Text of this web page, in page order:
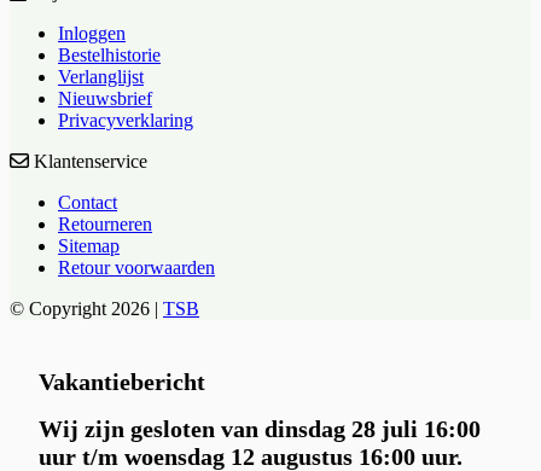
Inloggen
Bestelhistorie
Verlanglijst
Nieuwsbrief
Privacyverklaring
Klantenservice
Contact
Retourneren
Sitemap
Retour voorwaarden
© Copyright 2026 | TSB
Vakantiebericht
Wij zijn gesloten van dinsdag 28 juli 16:00
uur t/m woensdag 12 augustus 16:00 uur.